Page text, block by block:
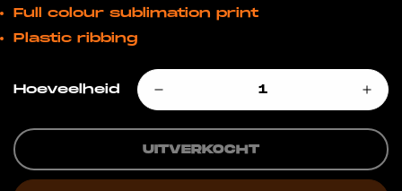
Full colour sublimation print
Plastic ribbing
Hoeveelheid
UITVERKOCHT
CONFIRM YOUR AGE